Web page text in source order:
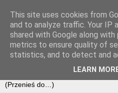
This site uses cookies from
and to analyze traffic. Your IP
shared with Google along
metrics to ensure quality of
statistics, and to detect and
LEARN